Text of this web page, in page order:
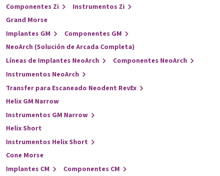
Componentes Zi
Instrumentos Zi
Grand Morse
Implantes GM
Componentes GM
NeoArch (Solución de Arcada Completa)
Líneas de Implantes NeoArch
Componentes NeoArch
Instrumentos NeoArch
Transfer para Escaneado Neodent RevEx
Helix GM Narrow
Instrumentos GM Narrow
Helix Short
Instrumentos Helix Short
Cone Morse
Implantes CM
Componentes CM